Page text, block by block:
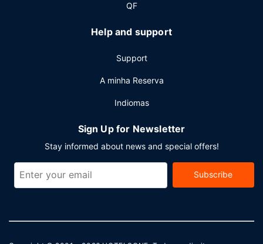
QF
Help and support
Support
A minha Reserva
Indiomas
Sign Up for Newsletter
Stay informed about news and special offers!
Subscribe